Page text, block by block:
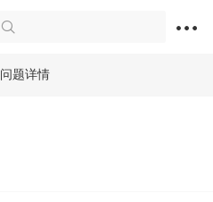
问题详情